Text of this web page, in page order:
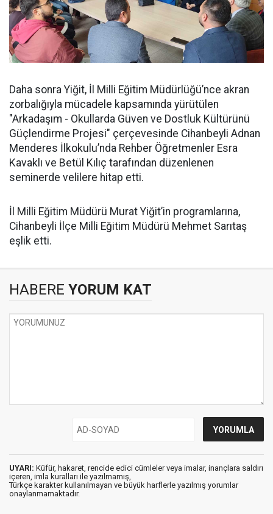
Daha sonra Yiğit, İl Milli Eğitim Müdürlüğü’nce akran
zorbalığıyla mücadele kapsamında yürütülen
"Arkadaşım - Okullarda Güven ve Dostluk Kültürünü
Güçlendirme Projesi" çerçevesinde Cihanbeyli Adnan
Menderes İlkokulu’nda Rehber Öğretmenler Esra
Kavaklı ve Betül Kılıç tarafından düzenlenen
seminerde velilere hitap etti.
İl Milli Eğitim Müdürü Murat Yiğit’in programlarına,
Cihanbeyli İlçe Milli Eğitim Müdürü Mehmet Sarıtaş
eşlik etti.
HABERE YORUM KAT
UYARI: Küfür, hakaret, rencide edici cümleler veya imalar, inançlara saldırı
içeren, imla kuralları ile yazılmamış,
Türkçe karakter kullanılmayan ve büyük harflerle yazılmış yorumlar
onaylanmamaktadır.